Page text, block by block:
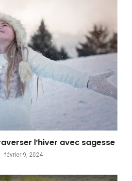
l’hiver avec sagesse
février 9, 2024